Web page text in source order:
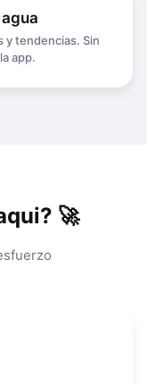
y tendencias. Sin
app.
🚀